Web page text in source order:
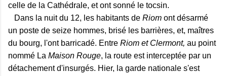
celle de la Cathédrale, et ont sonné le tocsin.
Dans la nuit du 12, les habitants de Riom ont désarmé
un poste de seize hommes, brisé les barrières, et, maîtres
du bourg, l'ont barricadé. Entre Riom et Clermont, au point
nommé La Maison Rouge, la route est interceptée par un
détachement d'insurgés. Hier, la garde nationale s'est